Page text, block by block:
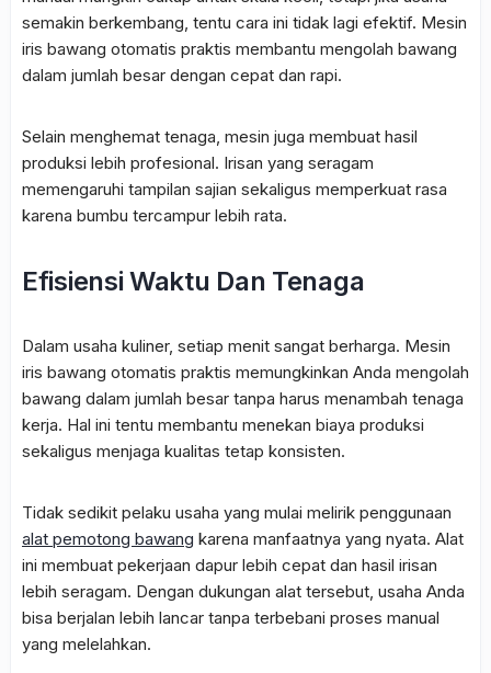
semakin berkembang, tentu cara ini tidak lagi efektif. Mesin
iris bawang otomatis praktis membantu mengolah bawang
dalam jumlah besar dengan cepat dan rapi.
Selain menghemat tenaga, mesin juga membuat hasil
produksi lebih profesional. Irisan yang seragam
memengaruhi tampilan sajian sekaligus memperkuat rasa
karena bumbu tercampur lebih rata.
Efisiensi Waktu Dan Tenaga
Dalam usaha kuliner, setiap menit sangat berharga. Mesin
iris bawang otomatis praktis memungkinkan Anda mengolah
bawang dalam jumlah besar tanpa harus menambah tenaga
kerja. Hal ini tentu membantu menekan biaya produksi
sekaligus menjaga kualitas tetap konsisten.
Tidak sedikit pelaku usaha yang mulai melirik penggunaan
alat pemotong bawang karena manfaatnya yang nyata. Alat
ini membuat pekerjaan dapur lebih cepat dan hasil irisan
lebih seragam. Dengan dukungan alat tersebut, usaha Anda
bisa berjalan lebih lancar tanpa terbebani proses manual
yang melelahkan.